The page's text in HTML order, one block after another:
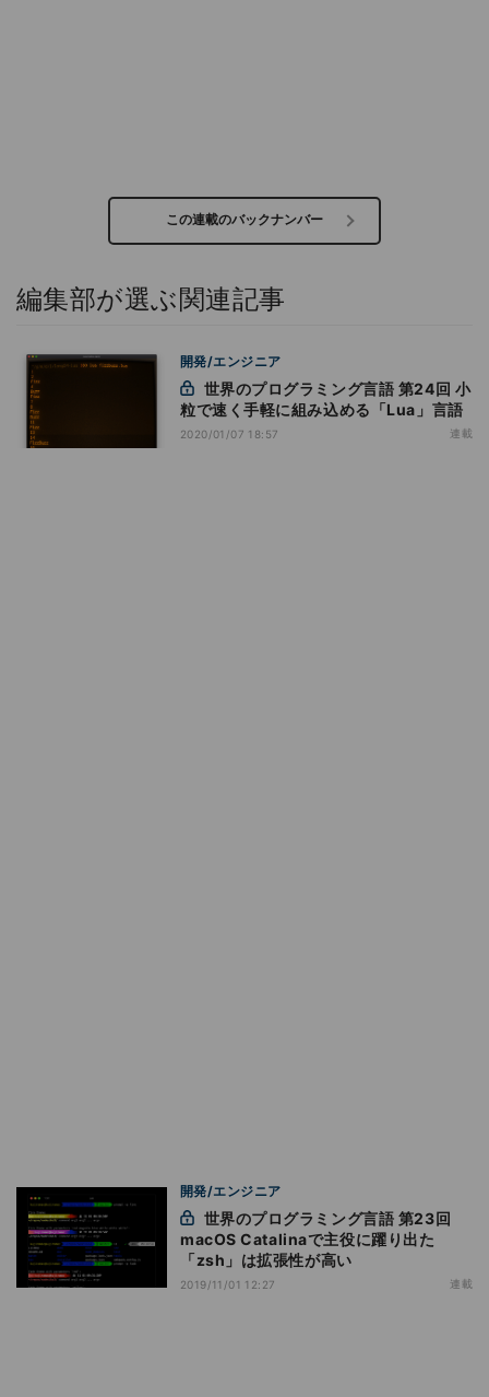
この連載のバックナンバー
編集部が選ぶ関連記事
開発/エンジニア
粒で速く手軽に組み込める「Lua」言語
2020/01/07 18:57 連載
開発/エンジニア
macOS Catalinaで主役に躍り出た
「zsh」は拡張性が高い
2019/11/01 12:27 連載